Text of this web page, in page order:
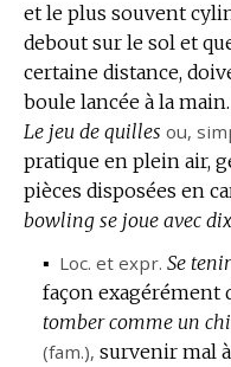
DE
DOMAINE
:
et le plus souvent
debout sur le sol et
certaine distance,
boule lancée à la main.
Le jeu de quilles ou,
pratique en plein air,
pièces disposées en
bowling se joue avec
▪ Loc. et expr. Se
façon exagérément
tomber comme un
(fam.), survenir mal